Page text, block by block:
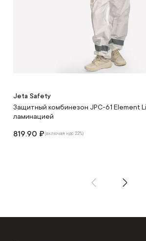
Jeta Safety
Защитный комбинезон JPC-61 Element
ламинацией
819.90 ₽(включая ндс 22%)